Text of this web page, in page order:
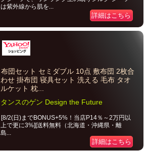
は紫外線から肌を...
詳細はこちら
布団セット セミダブル 10点 敷布団 2枚合
わせ 掛布団 寝具セット 洗える 毛布 タオ
ルケット 枕...
タンスのゲン Design the Future
[8/2(日)までBONUS+5%！当店P14％～2万円以
上で更に3%][送料無料（北海道・沖縄県・離
島...
詳細はこちら